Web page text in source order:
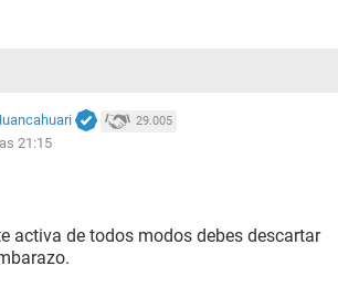
29.005
21:15
activa de todos modos debes descartar